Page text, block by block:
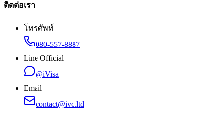
ติดต่อเรา
โทรศัพท์
080-557-8887
Line Official
@iVisa
Email
contact@ivc.ltd